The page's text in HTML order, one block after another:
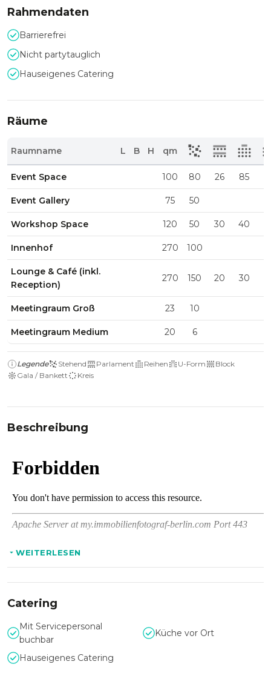
Rahmendaten
Barrierefrei
Nicht partytauglich
Hauseigenes Catering
Räume
Raumname L B H qm
Event Space 100 80 26 85
Event Gallery 75 50
Workshop Space 120 50 30 40
Innenhof 270 100
Lounge & Café (inkl.
Reception)
270 150 20 30
Meetingraum Groß 23 10
Meetingraum Medium 20 6
Legende Stehend Parlament Reihen U-Form
Block
Gala / Bankett
Kreis
Beschreibung
WEITERLESEN
Catering
Mit Servicepersonal
buchbar
Küche vor Ort
Hauseigenes Catering